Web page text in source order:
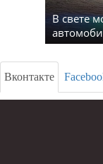
В свете
Вконтакте